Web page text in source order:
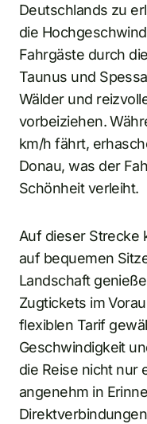
Deutschlands zu
die
Fahrgäste durch
Taunus und
Wälder und
vorbeiziehen.
km/h fährt,
Donau, was der
Schönheit verleiht.
Auf dieser Strecke
auf bequemen
Landschaft
Zugtickets im
flexiblen Tarif
Geschwindigkeit
die Reise nicht nur
angenehm in